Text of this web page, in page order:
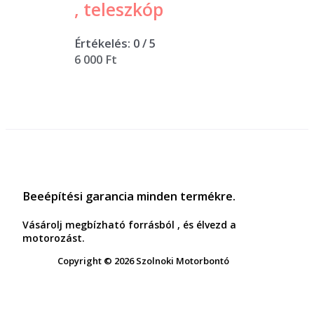
, teleszkóp
Értékelés: 0/ 5
6 000 Ft
Beeépítési garancia minden termékre.
Vásárolj megbízható forrásból , és élvezd a
motorozást.
Copyright © 2026 Szolnoki Motorbontó